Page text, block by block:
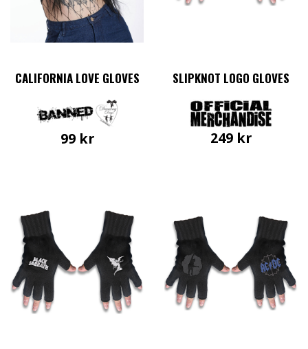
CALIFORNIA LOVE GLOVES
99 kr
SLIPKNOT LOGO GLOVES
249 kr